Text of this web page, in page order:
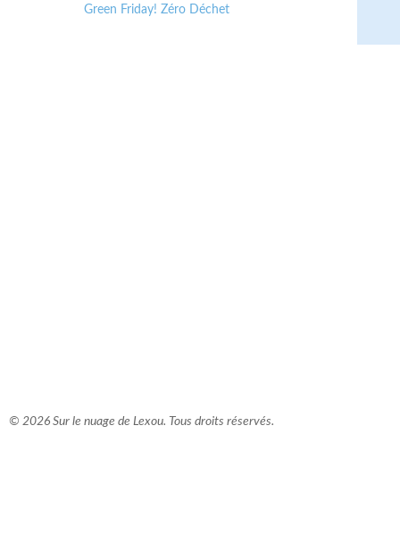
Green Friday! Zéro Déchet
© 2026 Sur le nuage de Lexou. Tous droits réservés.